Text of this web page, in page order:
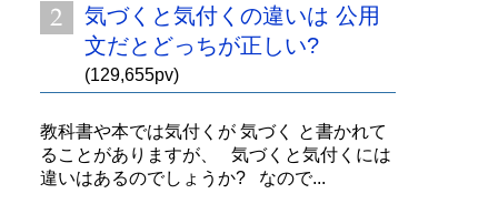
気づくと気付くの違いは 公用
文だとどっちが正しい?
(129,655pv)
教科書や本では気付くが 気づく と書かれて
ることがありますが、 気づくと気付くには
違いはあるのでしょうか? なので...